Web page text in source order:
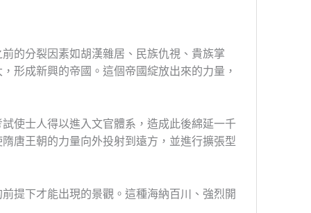
的分裂因素如胡漢雜居、民族仇視、貴族掌
形成新興的帝國。 這個帝國綻放出來的力量，
使士人得以進入文官體系， 造成此後綿延一千
唐王朝的力量向外投射到遠方，並進行擴張型
提下才能出現的景觀。 這種海納百川、強烈開